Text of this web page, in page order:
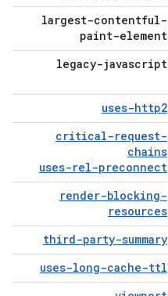
largest-contentful-
paint-element
legacy-javascript
uses-http2
critical-request-
chains
uses-rel-preconnect
render-blocking-
resources
third-party-summary
uses-long-cache-ttl